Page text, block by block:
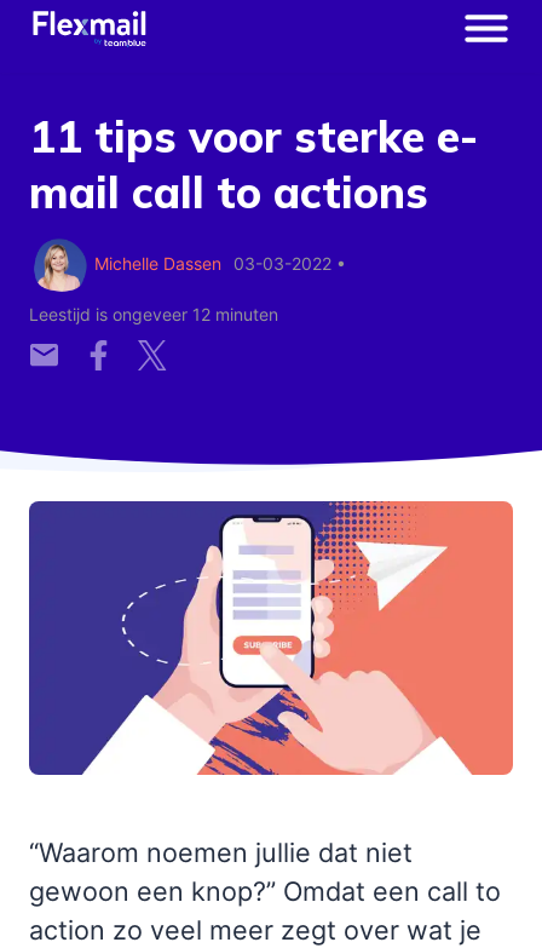
11 tips voor sterke e-
mail call to actions
Michelle Dassen 03-03-2022 •
Leestijd is ongeveer 12 minuten
“Waarom noemen jullie dat niet
gewoon een knop?” Omdat een call to
action zo veel meer zegt over wat je